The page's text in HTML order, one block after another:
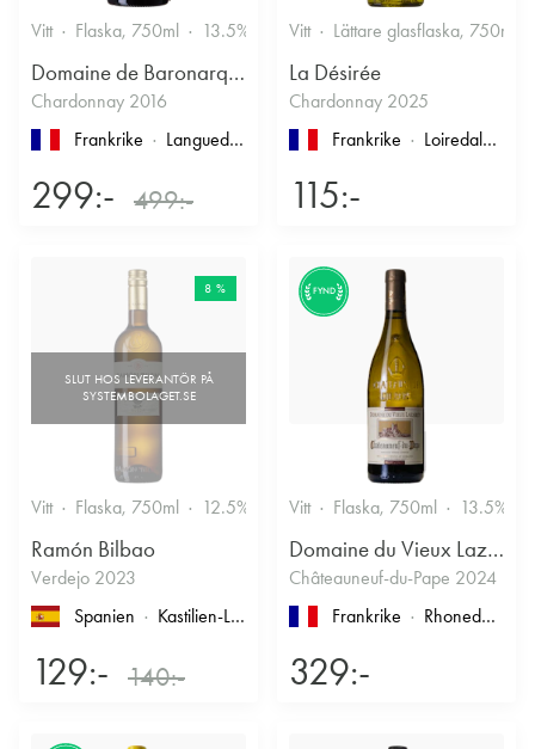
Vitt Flaska, 750ml 13.5%
Domaine de Baronarques
Chardonnay 2016
Frankrike
Languedoc-Roussillon , Limoux
299:- 499:-
Vitt Lättare glasflaska, 750ml
La Désirée
Chardonnay 2025
Frankrike
Loiredalen
115:-
8 %
Vitt Flaska, 750ml 12.5%
Ramón Bilbao
Verdejo 2023
Spanien
Kastilien-León
129:- 140:-
FYND
Vitt Flaska, 750ml 13.5%
Domaine du Vieux Lazaret
Châteauneuf-du-Pape 2024
Frankrike
Rhonedalen
329:-